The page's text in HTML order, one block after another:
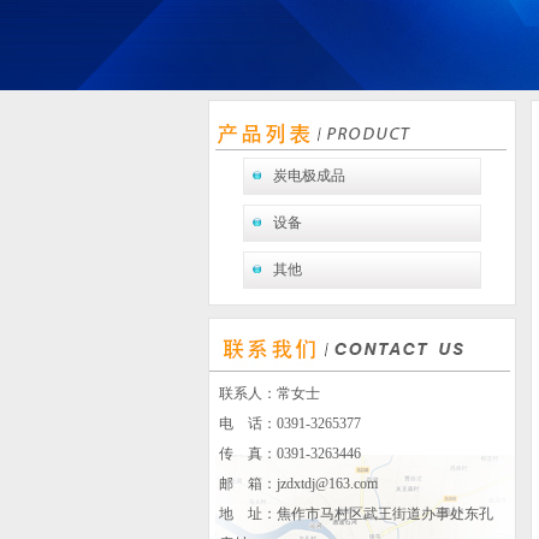
炭电极成品
设备
其他
联系人：常女士
电 话：0391-3265377
传 真：0391-3263446
邮 箱： jzdxtdj@163.com
地 址：焦作市马村区武王街道办事处东孔